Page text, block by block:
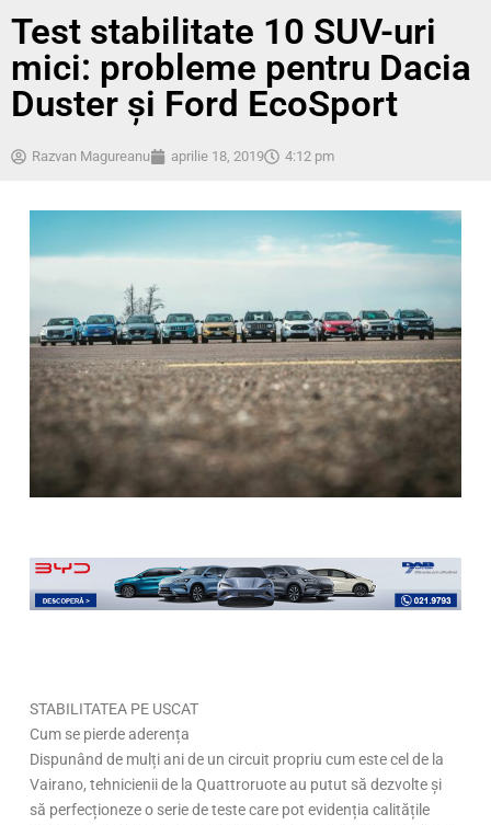
Test stabilitate 10 SUV-uri
mici: probleme pentru Dacia
Duster și Ford EcoSport
Razvan Magureanu aprilie 18, 2019 4:12 pm
STABILITATEA PE USCAT
Cum se pierde aderența
Dispunând de mulți ani de un circuit propriu cum este cel de la
Vairano, tehnicienii de la Quattroruote au putut să dezvolte și
să perfecționeze o serie de teste care pot evidenția calitățile
Page
,Page
,Page
,Page
,Page
,Page